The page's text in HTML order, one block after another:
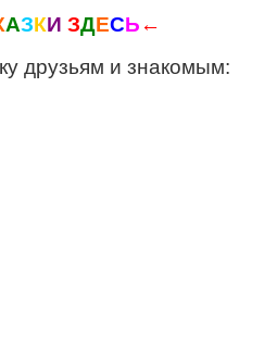
АЗКИ ЗДЕСЬ ←
друзьям и знакомым: